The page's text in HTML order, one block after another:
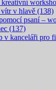
v hlavě (138)
psaní –
(137)
v kanceláři pro